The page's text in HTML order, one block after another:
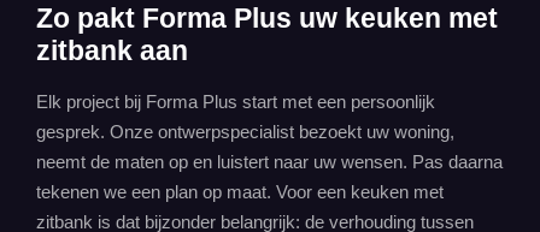
Zo pakt Forma Plus uw keuken met
zitbank aan
Elk project bij Forma Plus start met een persoonlijk
gesprek. Onze ontwerpspecialist bezoekt uw woning,
neemt de maten op en luistert naar uw wensen. Pas daarna
tekenen we een plan op maat. Voor een keuken met
zitbank is dat bijzonder belangrijk: de verhouding tussen